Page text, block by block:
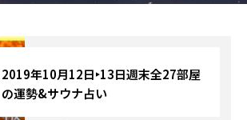
2019年10月12日‣13日週末全27部屋
の運勢&サウナ占い